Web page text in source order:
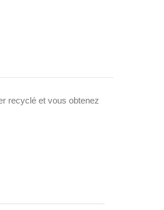
recyclé et vous obtenez